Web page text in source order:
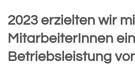
2023 erzielten wir
MitarbeiterInnen
Betriebsleistung